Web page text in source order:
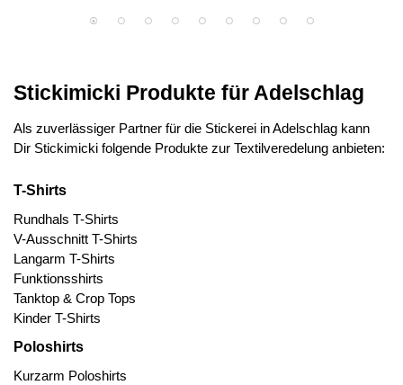
Stickimicki Produkte für Adelschlag
Als zuverlässiger Partner für die Stickerei in Adelschlag kann
Dir Stickimicki folgende Produkte zur Textilveredelung anbieten:
T-Shirts
Rundhals T-Shirts
V-Ausschnitt T-Shirts
Langarm T-Shirts
Funktionsshirts
Tanktop & Crop Tops
Kinder T-Shirts
Poloshirts
Kurzarm Poloshirts